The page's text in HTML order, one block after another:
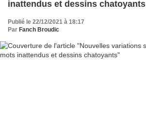
inattendus et dessins chatoyants
Publié le 22/12/2021 à 18:17
Par Fanch Broudic